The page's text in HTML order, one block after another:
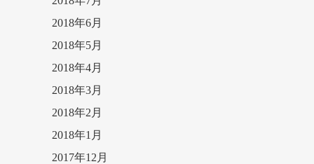
2018年6月
2018年5月
2018年4月
2018年3月
2018年2月
2018年1月
2017年12月